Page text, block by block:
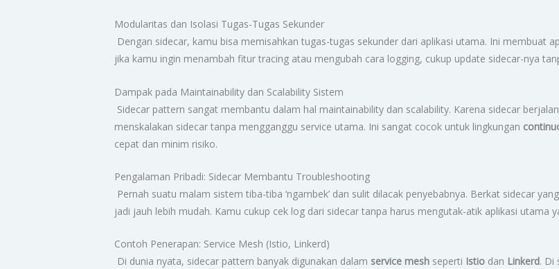
Modularitas dan Isolasi Tugas-Tugas Sekunder
Dengan sidecar, kamu bisa memisahkan tugas-tugas sekunder dari aplikasi utama. Ini membuat
jika kamu ingin menambah fitur tracing atau mengubah cara logging, cukup update sidecar-nya
Dampak pada Maintainability dan Scalability Sistem
Sidecar pattern sangat membantu dalam hal maintainability dan scalability. Karena sidecar
menskalakan sidecar tanpa mengganggu service utama. Ini sangat cocok untuk lingkungan
cepat dan minim risiko.
Pengalaman Pribadi: Sidecar Membantu Troubleshooting
Pernah suatu malam sistem tiba-tiba ‘ngambek’ dan sulit dilacak penyebabnya. Berkat sidecar
jadi jauh lebih mudah. Kamu cukup cek log dari sidecar tanpa harus mengutak-atik aplikasi utama
Contoh Penerapan: Service Mesh (Istio, Linkerd)
Di dunia nyata, sidecar pattern banyak digunakan dalam service mesh seperti Istio dan Linkerd. Di